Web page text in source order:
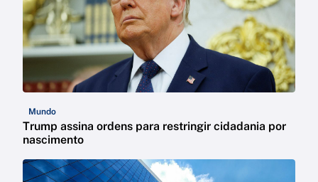
Mundo
Trump assina ordens para restringir cidadania por
nascimento